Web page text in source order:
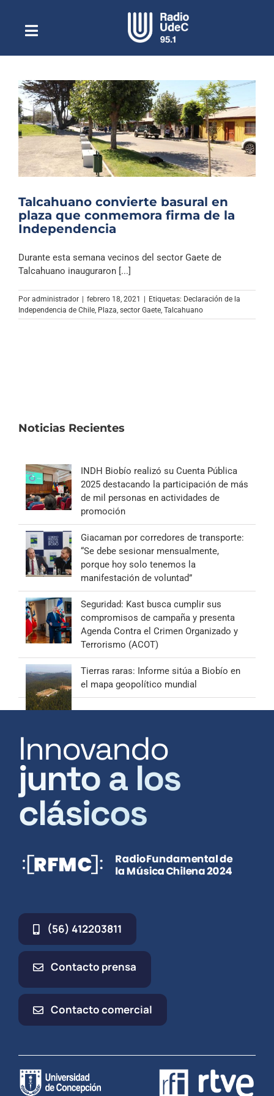
contenidoToggle
NavigationEscuchar Radio UdeC en vivo
Quiénes Somos
Programación
Podcast
Noticias
Columnas
Música Clásica
Especiales
Talcahuano convierte basural en
plaza que conmemora firma de la
Independencia
Durante esta semana vecinos del sector Gaete de
Talcahuano inauguraron [...]
Por administrador | febrero 18, 2021 | Etiquetas: Declaración de la
Independencia de Chile Plaza sector Gaete Talcahuano
Noticias Recientes
INDH Biobío realizó su Cuenta Pública
2025 destacando la participación de más
de mil personas en actividades de
promoción
Giacaman por corredores de transporte:
“Se debe sesionar mensualmente,
porque hoy solo tenemos la
manifestación de voluntad”
Seguridad: Kast busca cumplir sus
compromisos de campaña y presenta
Agenda Contra el Crimen Organizado y
Terrorismo (ACOT)
Tierras raras: Informe sitúa a Biobío en
el mapa geopolítico mundial
Innovando
junto a los
clásicos
(56) 412203811
Contacto prensa
Contacto comercial